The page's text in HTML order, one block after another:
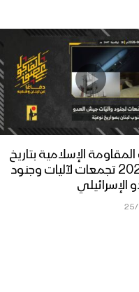
الإسلامية بتاريخ
14-06-2026 تجمعات لآليات وجنود
الإسرائيلي